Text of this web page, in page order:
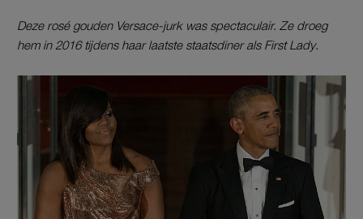
Deze rosé gouden Versace-jurk was spectaculair. Ze droeg
hem in 2016 tijdens haar laatste staatsdiner als First Lady.